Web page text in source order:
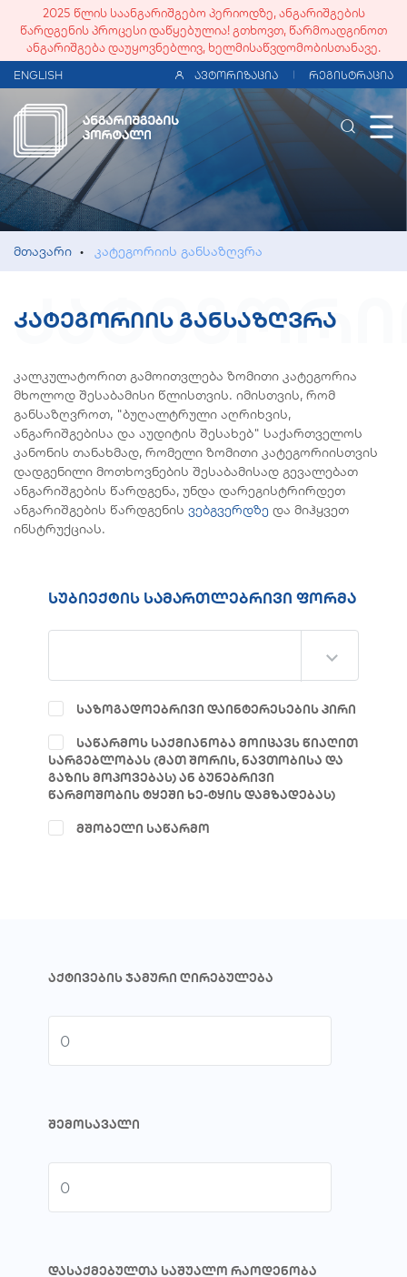
2025 წლის საანგარიშგებო პერიოდზე, ანგარიშგების
წარდგენის პროცესი დაწყებულია! გთხოვთ, წარმოადგინოთ
ანგარიშგება დაუყოვნებლივ, ხელმისაწვდომობისთანავე.
ENGLISH ᲐᲕᲢᲝᲠᲘᲖᲐᲪᲘᲐ ᲠᲔᲒᲘᲡᲢᲠᲐᲪᲘᲐ
ძებნა
მთავარი • კატეგორიის განსაზღვრა
კატეგორიის განსაზღვრა
კალკულატორით გამოითვლება ზომითი კატეგორია
მხოლოდ შესაბამისი წლისთვის. იმისთვის, რომ
განსაზღვროთ, "ბუღალტრული აღრიხვის,
ანგარიშგებისა და აუდიტის შესახებ" საქართველოს
კანონის თანახმად, რომელი ზომითი კატეგორიისთვის
დადგენილი მოთხოვნების შესაბამისად გევალებათ
ანგარიშგების წარდგენა, უნდა დარეგისტრირდეთ
ანგარიშგების წარდგენის ვებგვერდზე და მიჰყვეთ
ინსტრუქციას.
სუბიექტის სამართლებრივი ფორმა
ᲡᲐᲖᲝᲒᲐᲓᲝᲔᲑᲠᲘᲕᲘ ᲓᲐᲘᲜᲢᲔᲠᲔᲡᲔᲑᲘᲡ ᲞᲘᲠᲘ
ᲡᲐᲬᲐᲠᲛᲝᲡ ᲡᲐᲥᲛᲘᲐᲜᲝᲑᲐ ᲛᲝᲘᲪᲐᲕᲡ ᲬᲘᲐᲦᲘᲗ
ᲡᲐᲠᲒᲔᲑᲚᲝᲑᲐᲡ (ᲛᲐᲗ ᲨᲝᲠᲘᲡ, ᲜᲐᲕᲗᲝᲑᲘᲡᲐ ᲓᲐ
ᲒᲐᲖᲘᲡ ᲛᲝᲞᲝᲕᲔᲑᲐᲡ) ᲐᲜ ᲑᲣᲜᲔᲑᲠᲘᲕᲘ
ᲬᲐᲠᲛᲝᲨᲝᲑᲘᲡ ᲢᲧᲔᲨᲘ ᲮᲔ-ᲢᲧᲘᲡ ᲓᲐᲛᲖᲐᲓᲔᲑᲐᲡ)
ᲛᲨᲝᲑᲔᲚᲘ ᲡᲐᲬᲐᲠᲛᲝ
ᲐᲥᲢᲘᲕᲔᲑᲘᲡ ᲯᲐᲛᲣᲠᲘ ᲦᲘᲠᲔᲑᲣᲚᲔᲑᲐ
ᲨᲔᲛᲝᲡᲐᲕᲐᲚᲘ
ᲓᲐᲡᲐᲥᲛᲔᲑᲣᲚᲗᲐ ᲡᲐᲨᲣᲐᲚᲝ ᲠᲐᲝᲓᲔᲜᲝᲑᲐ